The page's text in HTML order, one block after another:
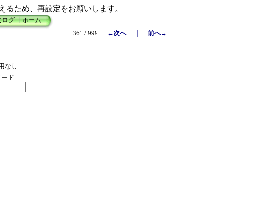
ため、再設定をお願いします。
ログ┃ホーム
361 / 999
←次へ｜ 前へ→
なし
ド